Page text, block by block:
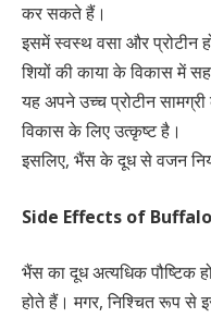
कर सकते हैं।
इसमें स्वस्थ वसा और प्रोटीन
शियों की काया के विकास में
यह अपने उच्च प्रोटीन
विकास के लिए उत्कृष्ट है।
इसलिए, भैंस के दूध से वजन
Side Effects of
भैंस का दूध अत्यधिक
होते हैं। मगर, निश्चित रूप से